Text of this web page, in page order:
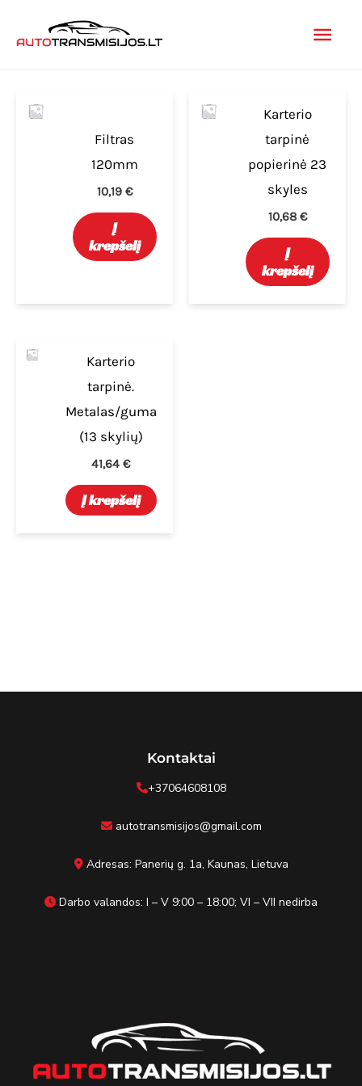
prie
Filtras
120mm
10,19 €
Į
krepšelį
Karterio
tarpinė
popierinė 23
skyles
10,68€
Į
krepšelį
Karterio
tarpinė.
Metalas/guma
(13 skylių)
41,64€
Į krepšelį
Kontaktai
+37064608108
autotransmisijos@gmail.com
Adresas: Panerių g. 1a, Kaunas, Lietuva
Darbo valandos: I – V 9:00 – 18:00; VI – VII nedirba